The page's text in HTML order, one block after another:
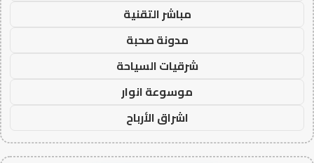
مباشر التقنية
مدونة صحبة
شرقيات السياحة
موسوعة انوار
اشراق الأرباح